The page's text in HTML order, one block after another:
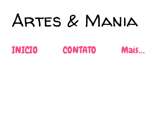
Artes & Mania
INICIO CONTATO Mais…